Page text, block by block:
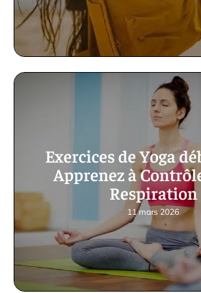
Exercices de Yoga
Apprenez à
Respiration
11 mars 2026